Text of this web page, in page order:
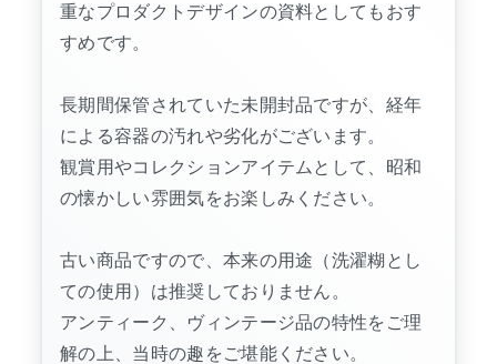
重なプロダクトデザインの資料としてもおす
すめです。
長期間保管されていた未開封品ですが、経年
による容器の汚れや劣化がございます。
観賞用やコレクションアイテムとして、昭和
の懐かしい雰囲気をお楽しみください。
古い商品ですので、本来の用途（洗濯糊とし
ての使用）は推奨しておりません。
アンティーク、ヴィンテージ品の特性をご理
解の上、当時の趣をご堪能ください。